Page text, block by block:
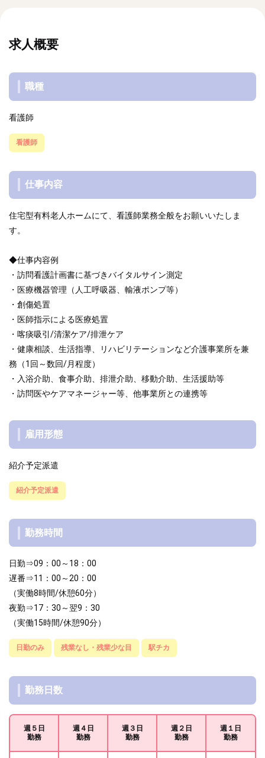
求人概要
職種
看護師
看護師
仕事内容
住宅型有料老人ホームにて、看護師業務全般をお願いいたしま
す。
◆仕事内容例
・訪問看護計画書に基づきバイタルサイン測定
・医療機器管理（人工呼吸器、輸液ポンプ等）
・創傷処置
・医師指示による医療処置
・喀痰吸引/清潔ケア/排泄ケア
・健康相談、生活指導、リハビリテーションなど介護事業所を兼
務（1回～数回/月程度）
・入浴介助、食事介助、排泄介助、移動介助、生活援助等
・訪問医やケアマネージャー等、他事業所との連携等
雇用形態
紹介予定派遣
紹介予定派遣
勤務時間
日勤⇒09：00～18：00
遅番⇒11：00～20：00
（実働8時間/休憩60分）
夜勤⇒17：30～翌9：30
（実働15時間/休憩90分）
日勤のみ 残業なし・残業少な目 駅チカ
勤務日数
週５日
勤務
週４日
勤務
週３日
勤務
週２日
勤務
週１日
勤務